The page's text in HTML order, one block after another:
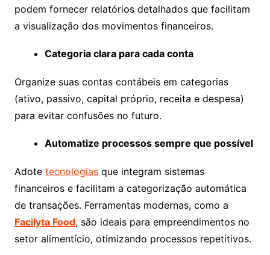
podem fornecer relatórios detalhados que facilitam
a visualização dos movimentos financeiros.
Categoria clara para cada conta
Organize suas contas contábeis em categorias
(ativo, passivo, capital próprio, receita e despesa)
para evitar confusões no futuro.
Automatize processos sempre que possível
Adote tecnologiasque integram sistemas
financeiros e facilitam a categorização automática
de transações. Ferramentas modernas, como a
Facilyta Food, são ideais para empreendimentos no
setor alimentício, otimizando processos repetitivos.